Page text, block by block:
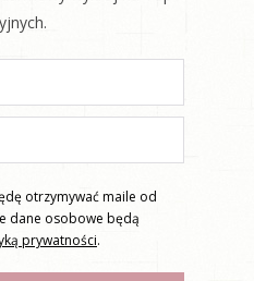
otrzymywać maile od
dane osobowe będą
prywatności.